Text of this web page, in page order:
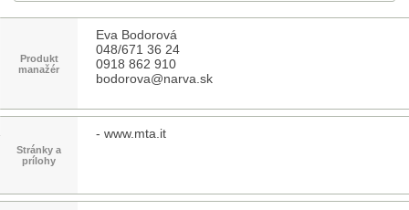
Produkt
manažér
Eva Bodorová
048/671 36 24
0918 862 910
bodorova@narva.sk
Stránky a
prílohy
-www.mta.it